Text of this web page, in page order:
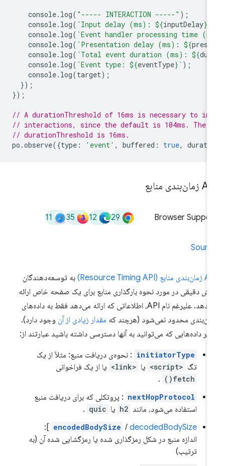
console.log("----- INTERACTION -----"
console.log(`Input delay (ms): ${inputDelay
console.log(`Event handler processing time
console.log(`Presentation delay (ms): ${
console.log(`Total event duration (ms): ${
console.log(`Event type: ${eventType }
console.log(target
// A durationThreshold of 16ms is necessary to
// interactions, since the default is 104ms. The
// durationThreshold is 16ms.
po.observe({type : 'event', buffered: true,
Browser
29
12
35
11
به توسعه‌دهندگان
دقیقی در مورد نحوه بارگذاری منابع برای یک صفحه خاص ارائه
می‌دهد. علیرغم نام API، اطلاعاتی که ارائه می‌دهد فقط به داده‌های
محدود نمی‌شود (هرچند که مقدار زیادی از آن وجود دارد).
داده‌هایی که می‌توانید به آنها دسترسی داشته باشید عبارتند از:
initiatorType : نحوه‌ی دریافت منبع: مثلاً از یک
<script> یا <link> یا از یک فراخوانی
fetch()
.
nextHopProtocol : پروتکلی که برای دریافت منبع
استفاده می‌شود، مانند h2 یا quic
.
encodedBodySize /decodedBodySize
]:
اندازه منبع در شکل رمزگذاری شده یا رمزگشایی شده آن (به
ترتیب)